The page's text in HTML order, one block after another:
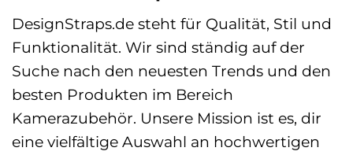
DesignStraps.de steht für Qualität, Stil und
Funktionalität. Wir sind ständig auf der
Suche nach den neuesten Trends und den
besten Produkten im Bereich
Kamerazubehör. Unsere Mission ist es, dir
eine vielfältige Auswahl an hochwertigen